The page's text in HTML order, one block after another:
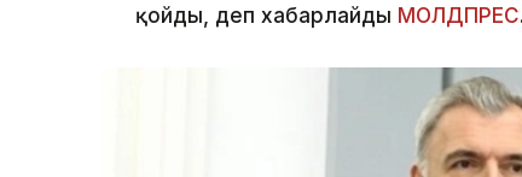
қойды, деп хабарлайды МОЛДПРЕС.